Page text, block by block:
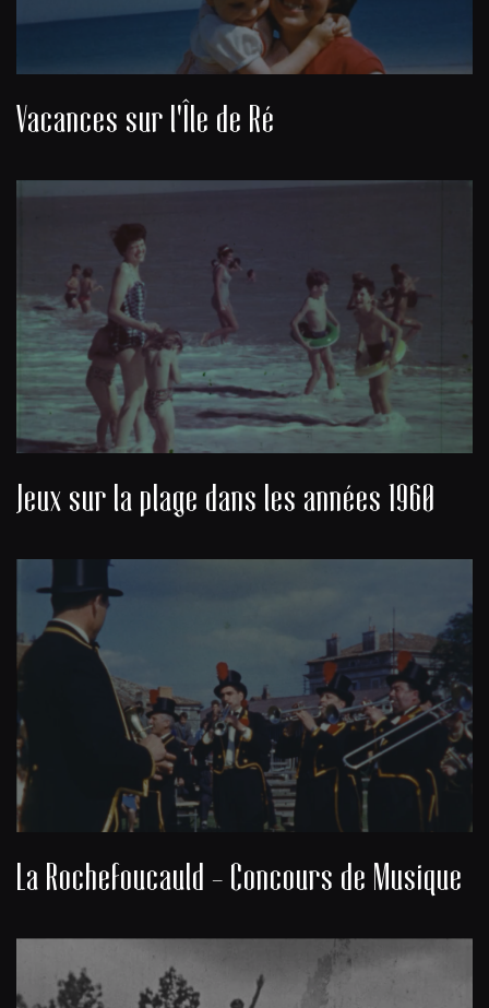
Vacances sur l'Île de Ré
Jeux sur la plage dans les années 1960
La Rochefoucauld - Concours de Musique